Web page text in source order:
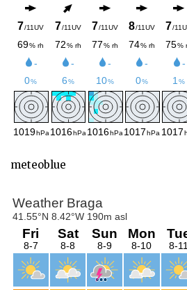
meteoblue